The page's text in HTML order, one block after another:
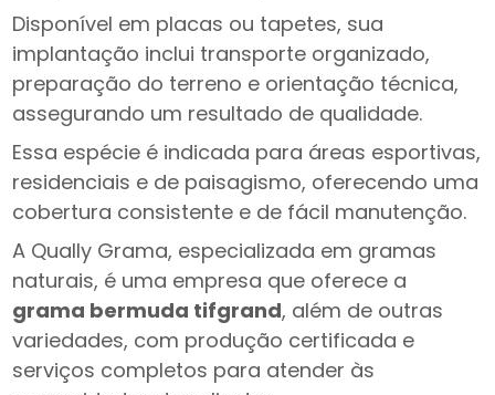
Disponível em placas ou tapetes, sua
implantação inclui transporte organizado,
preparação do terreno e orientação técnica,
assegurando um resultado de qualidade.
Essa espécie é indicada para áreas esportivas,
residenciais e de paisagismo, oferecendo uma
cobertura consistente e de fácil manutenção.
A Qually Grama, especializada em gramas
naturais, é uma empresa que oferece a
grama bermuda tifgrand, além de outras
variedades, com produção certificada e
serviços completos para atender às